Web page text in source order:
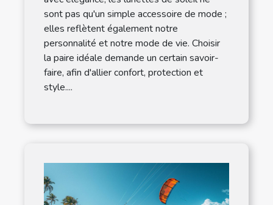
sont pas qu'un simple accessoire de mode ;
elles reflètent également notre
personnalité et notre mode de vie. Choisir
la paire idéale demande un certain savoir-
faire, afin d'allier confort, protection et
style....